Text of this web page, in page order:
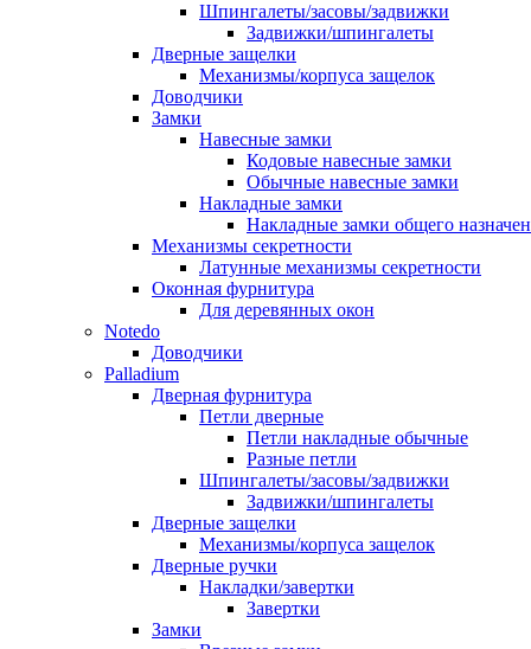
Шпингалеты/засовы/задвижки
Задвижки/шпингалеты
Дверные защелки
Механизмы/корпуса защелок
Доводчики
Замки
Навесные замки
Кодовые навесные замки
Обычные навесные замки
Накладные замки
Накладные замки общего
Механизмы секретности
Латунные механизмы секретности
Оконная фурнитура
Для деревянных окон
Notedo
Доводчики
Palladium
Дверная фурнитура
Петли дверные
Петли накладные обычные
Разные петли
Шпингалеты/засовы/задвижки
Задвижки/шпингалеты
Дверные защелки
Механизмы/корпуса защелок
Дверные ручки
Накладки/завертки
Завертки
Замки